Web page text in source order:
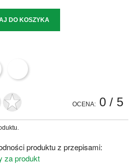
DO KOSZYKA
OCENA: 0 / 5
produktu z przepisami:
za produkt